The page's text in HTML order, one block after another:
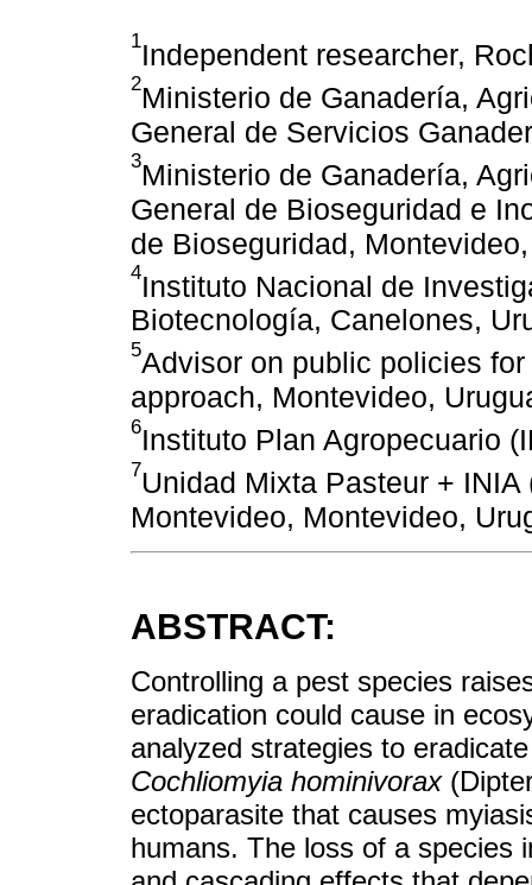
1Independent researcher,
2Ministerio de Ganadería,
General de Servicios
3Ministerio de Ganadería,
General de Bioseguridad e
de Bioseguridad,
4Instituto Nacional de
Biotecnología, Canelones,
5Advisor on public policies
approach, Montevideo,
6Instituto Plan Agropecuario
7Unidad Mixta Pasteur +
Montevideo, Montevideo,
ABSTRACT:
Controlling a pest species
eradication could cause in
analyzed strategies to
Cochliomyia hominivorax
ectoparasite that causes
humans. The loss of a species